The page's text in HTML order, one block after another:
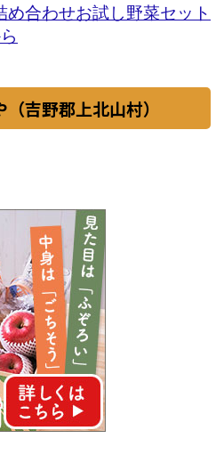
合わせお試し野菜セット
吉野郡上北山村）